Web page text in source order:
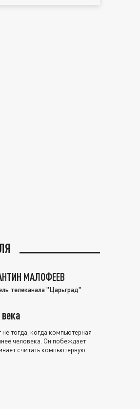
МАЛОФЕЕВ
телеканала "Царьград"
тогда, когда компьютерная
человека. Он побеждает
считать компьютерную